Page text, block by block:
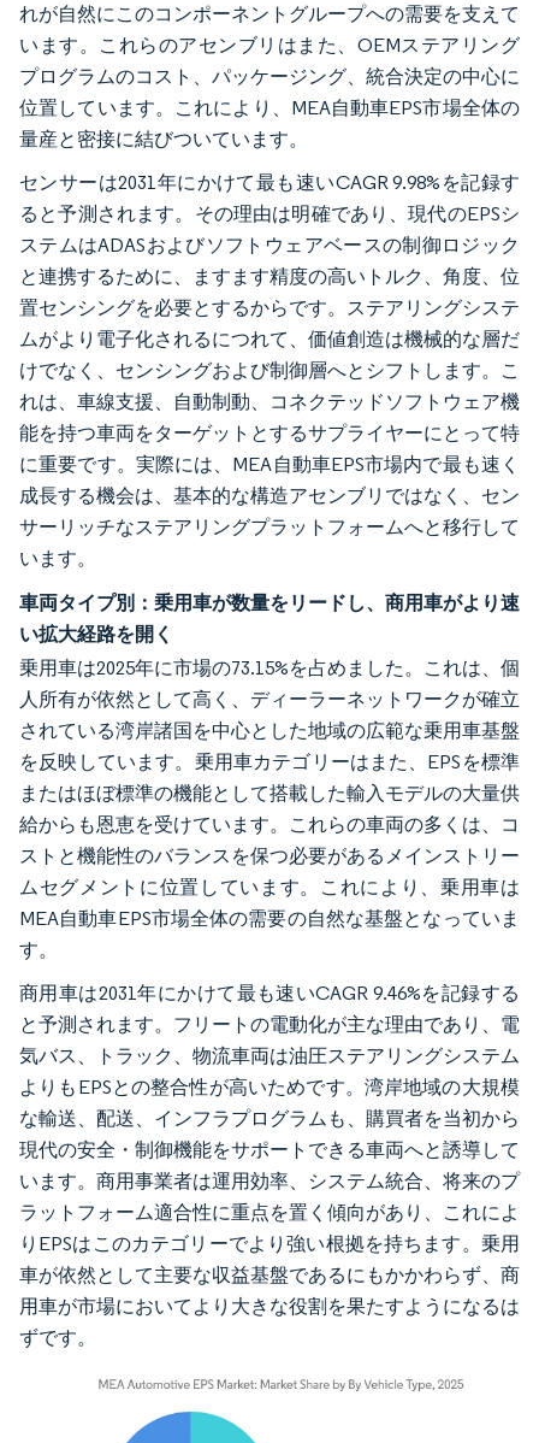
れが自然にこのコンポーネントグループへの需要を支えて
います。これらのアセンブリはまた、OEMステアリング
プログラムのコスト、パッケージング、統合決定の中心に
位置しています。これにより、MEA自動車EPS市場全体の
量産と密接に結びついています。
センサーは2031年にかけて最も速いCAGR 9.98%を記録す
ると予測されます。その理由は明確であり、現代のEPSシ
ステムはADASおよびソフトウェアベースの制御ロジック
と連携するために、ますます精度の高いトルク、角度、位
置センシングを必要とするからです。ステアリングシステ
ムがより電子化されるにつれて、価値創造は機械的な層だ
けでなく、センシングおよび制御層へとシフトします。こ
れは、車線支援、自動制動、コネクテッドソフトウェア機
能を持つ車両をターゲットとするサプライヤーにとって特
に重要です。実際には、MEA自動車EPS市場内で最も速く
成長する機会は、基本的な構造アセンブリではなく、セン
サーリッチなステアリングプラットフォームへと移行して
います。
車両タイプ別：乗用車が数量をリードし、商用車がより速
い拡大経路を開く
乗用車は2025年に市場の73.15%を占めました。これは、個
人所有が依然として高く、ディーラーネットワークが確立
されている湾岸諸国を中心とした地域の広範な乗用車基盤
を反映しています。乗用車カテゴリーはまた、EPSを標準
またはほぼ標準の機能として搭載した輸入モデルの大量供
給からも恩恵を受けています。これらの車両の多くは、コ
ストと機能性のバランスを保つ必要があるメインストリー
ムセグメントに位置しています。これにより、乗用車は
MEA自動車EPS市場全体の需要の自然な基盤となっていま
す。
商用車は2031年にかけて最も速いCAGR 9.46%を記録する
と予測されます。フリートの電動化が主な理由であり、電
気バス、トラック、物流車両は油圧ステアリングシステム
よりもEPSとの整合性が高いためです。湾岸地域の大規模
な輸送、配送、インフラプログラムも、購買者を当初から
現代の安全・制御機能をサポートできる車両へと誘導して
います。商用事業者は運用効率、システム統合、将来のプ
ラットフォーム適合性に重点を置く傾向があり、これによ
りEPSはこのカテゴリーでより強い根拠を持ちます。乗用
車が依然として主要な収益基盤であるにもかかわらず、商
用車が市場においてより大きな役割を果たすようになるは
ずです。